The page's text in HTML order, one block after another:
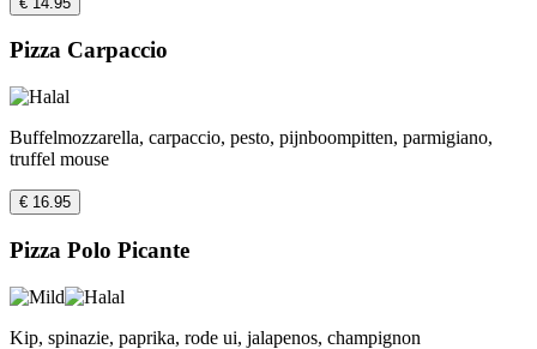
Pizza Carpaccio
Buffelmozzarella, carpaccio, pesto, pijnboompitten, parmigiano,
truffel mouse
€ 16.95
Pizza Polo Picante
Kip, spinazie, paprika, rode ui, jalapenos, champignon